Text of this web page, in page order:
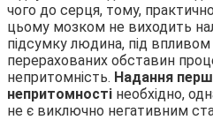
чого до серця, тому,
цьому мозком не виходить
підсумку людина, під
перерахованих обставин
непритомність. Надання
непритомності необхідно,
не є виключно негативним